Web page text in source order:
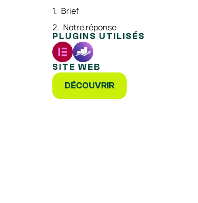
Brief
Notre réponse
PLUGINS UTILISÉS
SITE WEB
DÉCOUVRIR